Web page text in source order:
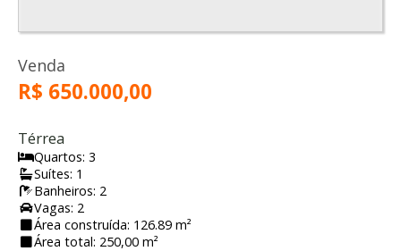
Venda
R$ 650.000,00
Térrea
Quartos: 3
Suítes: 1
Banheiros: 2
Vagas: 2
Área construída: 126.89 m²
Área total: 250,00 m²